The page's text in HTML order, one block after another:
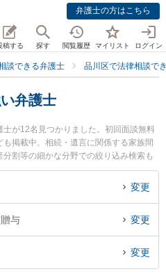
弁護士の方はこちら
稿する 探す 閲覧履歴 マイリスト ログイン
談できる弁護士 品川区で法律相談で
弁護士
が12名見つかりました。初回面談無料
掲載中。相続・遺言に関係する家族間
割等の細かな分野での絞り込み検索も
ー 東京法律事務所の藤林 裕一郎弁護士
越銀座事務所の角田 紗弥香弁護士、弁護
『生前贈与のトラブル解決の実績豊富
談無料で生前贈与を法律相談できる品
どでお困りの相談者さんにおすすめで
変更
与 変更
変更